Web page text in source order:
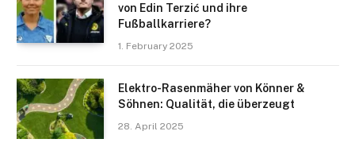
von Edin Terzić und ihre
Fußballkarriere?
1. February 2025
Elektro-Rasenmäher von Könner &
Söhnen: Qualität, die überzeugt
28. April 2025